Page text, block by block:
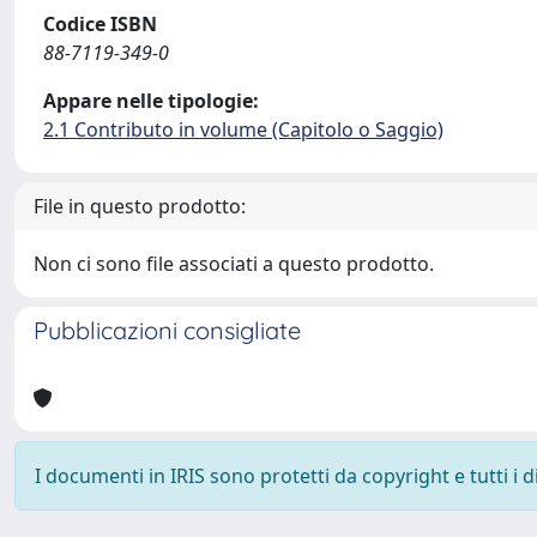
Codice ISBN
88-7119-349-0
Appare nelle tipologie:
2.1 Contributo in volume (Capitolo o Saggio)
File in questo prodotto:
Non ci sono file associati a questo prodotto.
Pubblicazioni consigliate
I documenti in IRIS sono protetti da copyright e tutti i